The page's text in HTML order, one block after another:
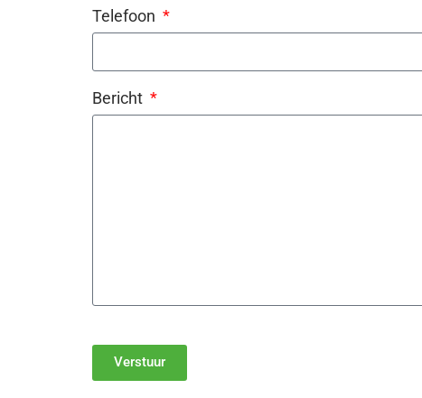
Telefoon
Bericht
Verstuur